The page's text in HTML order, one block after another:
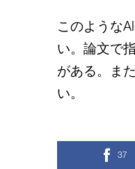
このような
い。論文で
がある。ま
い。
37